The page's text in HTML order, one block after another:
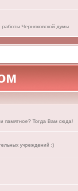
работы Черняховской думы
памятное? Тогда Вам сюда!
учреждений :)